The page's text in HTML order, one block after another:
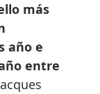
más
año e
entre